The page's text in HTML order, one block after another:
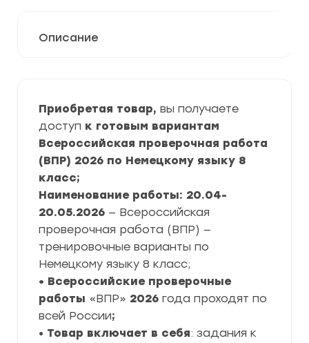
Описание
Приобретая товар, вы получаете
доступ к готовым вариантам
Всероссийская проверочная работа
(ВПР) 2026 по Немецкому языку 8
класс;
Наименование работы: 20.04-
20.05.2026 — Всероссийская
проверочная работа (ВПР) —
тренировочные варианты по
Немецкому языку 8 класс;
• Всероссийские проверочные
работы «ВПР» 2026 года проходят по
всей России;
• Товар включает в себя: задания к